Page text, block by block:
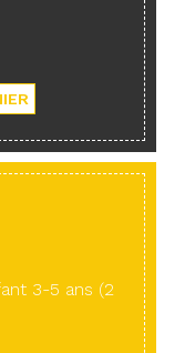
3-5 ans (2